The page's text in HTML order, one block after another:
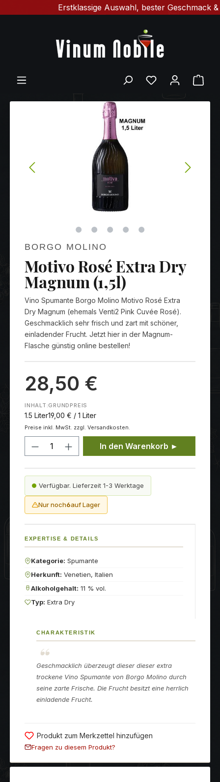
Zum Hauptinhalt springen
Erstklassige Auswahl, bester Geschmack &
Bildergalerie überspringen
BORGO MOLINO
Motivo Rosé Extra Dry
Magnum (1,5l)
Vino Spumante Borgo Molino Motivo Rosé Extra
Dry Magnum (ehemals Venti2 Pink Cuvée Rosé).
Geschmacklich sehr frisch und zart mit schöner,
einladender Frucht. Jetzt hier in der Magnum-
Flasche günstig online bestellen!
28,50 €
INHALT:
1.5 Liter
GRUNDPREIS
19,00 € / 1 Liter
Preise inkl. MwSt. zzgl. Versandkosten.
Produkt Anzahl: Gib den
In den Warenkorb ►
Verfügbar. Lieferzeit 1-3 Werktage
Nur noch6auf Lager
EXPERTISE & DETAILS
Kategorie: Spumante
Herkunft: Venetien, Italien
Alkoholgehalt: 11 % vol.
Typ: Extra Dry
CHARAKTERISTIK
Geschmacklich überzeugt dieser dieser extra
trockene Vino Spumante von Borgo Molino durch
seine zarte Frische. Die Frucht besitzt eine herrlich
einladende Frucht.
Produkt zum Merkzettel hinzufügen
Fragen zu diesem Produkt?